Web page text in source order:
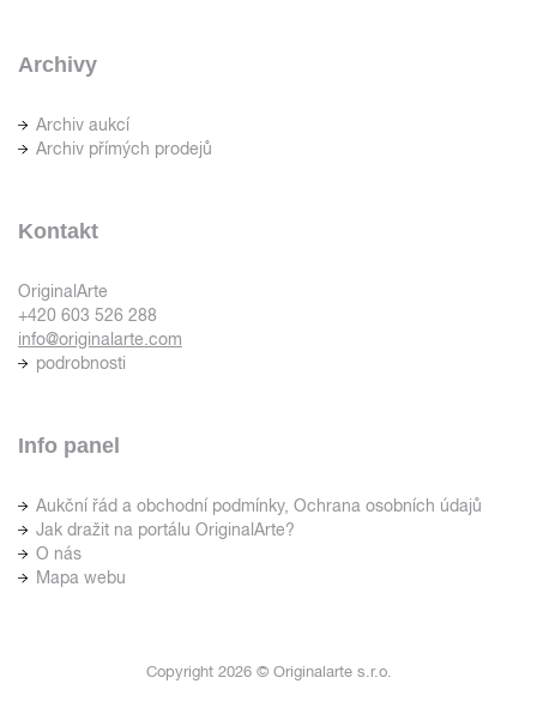
Archivy
Archiv aukcí
Archiv přímých prodejů
Kontakt
OriginalArte
+420 603 526 288
info@originalarte.com
podrobnosti
Info panel
Aukční řád a obchodní podmínky, Ochrana osobních údajů
Jak dražit na portálu OriginalArte?
O nás
Mapa webu
Copyright 2026 © Originalarte s.r.o.